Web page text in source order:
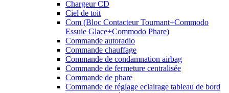
Chargeur CD
Ciel de toit
Com (Bloc Contacteur Tournant+Commodo
Essuie Glace+Commodo Phare)
Commande autoradio
Commande chauffage
Commande de condamnation airbag
Commande de fermeture centralisée
Commande de phare
Commande de réglage eclairage tableau de bord